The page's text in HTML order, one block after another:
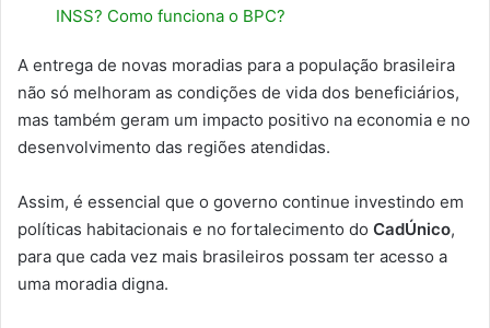
INSS? Como funciona o BPC?
A entrega de novas moradias para a população brasileira
não só melhoram as condições de vida dos beneficiários,
mas também geram um impacto positivo na economia e no
desenvolvimento das regiões atendidas.
Assim, é essencial que o governo continue investindo em
políticas habitacionais e no fortalecimento do CadÚnico,
para que cada vez mais brasileiros possam ter acesso a
uma moradia digna.